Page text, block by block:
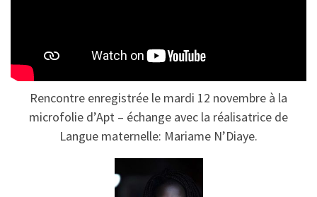
Rencontre enregistrée le mardi 12 novembre à la
microfolie d’Apt – échange avec la réalisatrice de
Langue maternelle: Mariame N’Diaye.